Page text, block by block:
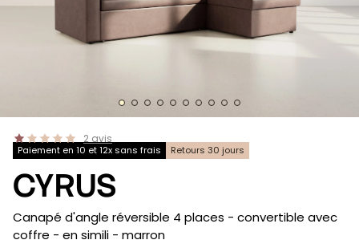
2 avis
Paiement en 10 et 12x sans frais Retours 30 jours
CYRUS
-
Canapé d'angle réversible 4 places - convertible avec
coffre - en simili - marron